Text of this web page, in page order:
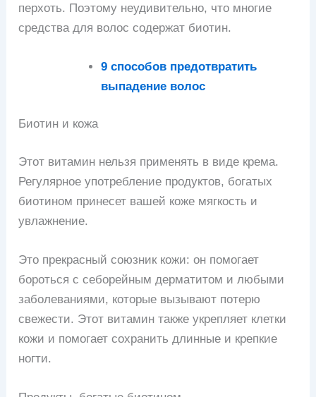
перхоть. Поэтому неудивительно, что многие
средства для волос содержат биотин.
9 способов предотвратить
выпадение волос
Биотин и кожа
Этот витамин нельзя применять в виде крема.
Регулярное употребление продуктов, богатых
биотином принесет вашей коже мягкость и
увлажнение.
Это прекрасный союзник кожи: он помогает
бороться с себорейным дерматитом и любыми
заболеваниями, которые вызывают потерю
свежести. Этот витамин также укрепляет клетки
кожи и помогает сохранить длинные и крепкие
ногти.